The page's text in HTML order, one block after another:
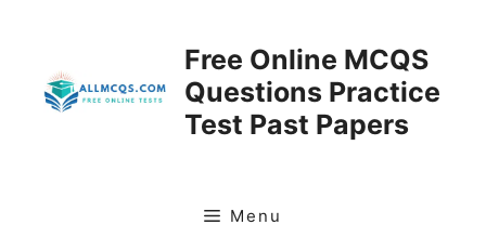
Free Online MCQS
Questions Practice
Test Past Papers
Menu